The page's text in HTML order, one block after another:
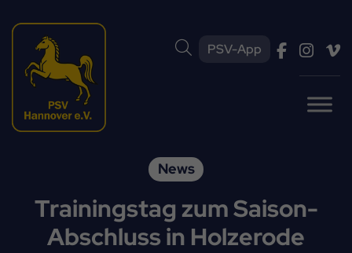
PSV-App
News
Trainingstag zum Saison-
Abschluss in Holzerode